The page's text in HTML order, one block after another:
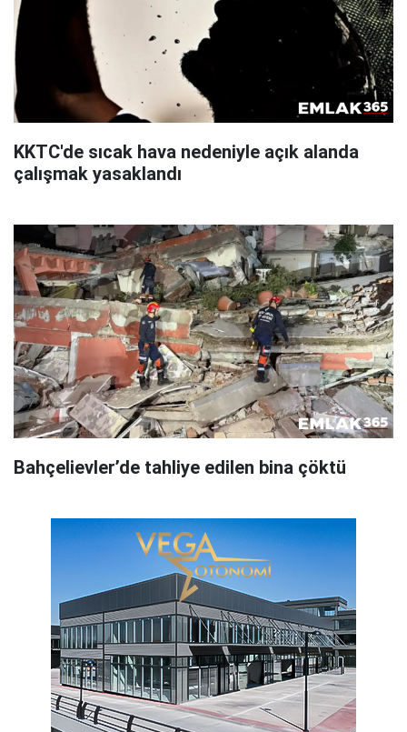
KKTC'de sıcak hava nedeniyle açık alanda
çalışmak yasaklandı
Bahçelievler’de tahliye edilen bina çöktü